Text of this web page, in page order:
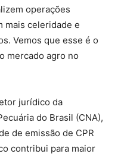
operações
mais celeridade e
Vemos que esse é o
mercado agro no
jurídico da
do Brasil (CNA),
de emissão de CPR
contribui para maior